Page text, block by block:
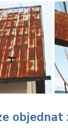
Úvod
objednat